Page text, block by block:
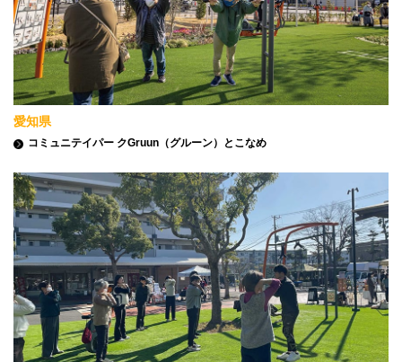
愛知県
コミュニテイパー クGruun（グルーン）とこなめ